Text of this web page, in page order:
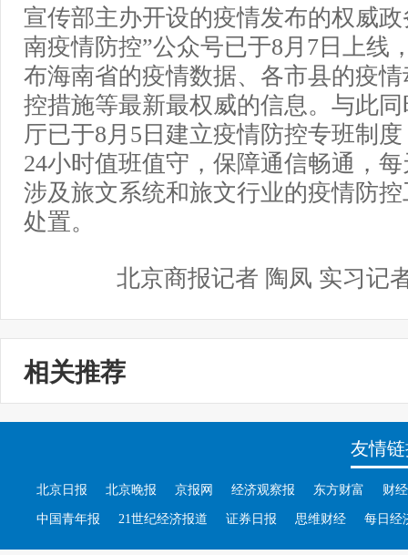
宣传部主办开设的疫情发布的权威
南疫情防控”公众号已于8月7日上线
布海南省的疫情数据、各市县的疫
控措施等最新最权威的信息。与此
厅已于8月5日建立疫情防控专班制
24小时值班值守，保障通信畅通，
涉及旅文系统和旅文行业的疫情防
处置。
北京商报记者 陶凤 实习记
相关推荐
友情
北京日报 北京晚报 京报网 经济观察报 东方财富 财
中国青年报 21世纪经济报道 证券日报 思维财经 每日经